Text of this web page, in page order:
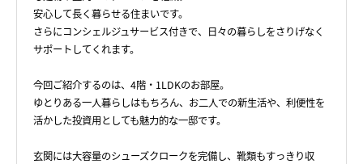
安心して長く暮らせる住まいです。
さらにコンシェルジュサービス付きで、日々の暮らしをさりげなく
サポートしてくれます。
今回ご紹介するのは、4階・1LDKのお部屋。
ゆとりある一人暮らしはもちろん、お二人での新生活や、利便性を
活かした投資用としても魅力的な一邸です。
玄関には大容量のシューズクロークを完備し、靴類もすっきり収